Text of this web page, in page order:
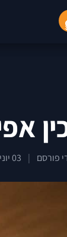
| 03 יוני 2026